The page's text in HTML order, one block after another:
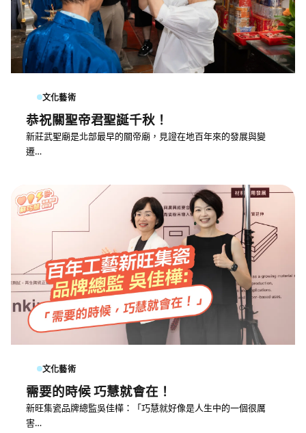
文化藝術
恭祝關聖帝君聖誕千秋！
新莊武聖廟是北部最早的關帝廟，見證在地百年來的發展與變
遷…
文化藝術
需要的時候 巧慧就會在！
新旺集瓷品牌總監吳佳樺：「巧慧就好像是人生中的一個很厲
害…